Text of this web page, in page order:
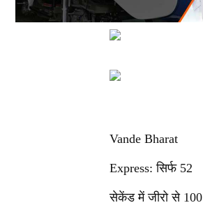
Vande Bharat
Express: सिर्फ 52
सेकेंड में जीरो से 100